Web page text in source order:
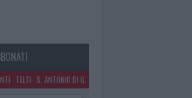
TELTI S. ANTONIO DI G.